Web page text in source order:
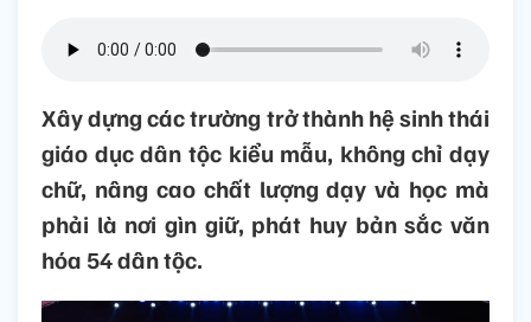
Xây dựng các trường trở thành hệ sinh thái
giáo dục dân tộc kiểu mẫu, không chỉ dạy
chữ, nâng cao chất lượng dạy và học mà
phải là nơi gìn giữ, phát huy bản sắc văn
hóa 54 dân tộc.